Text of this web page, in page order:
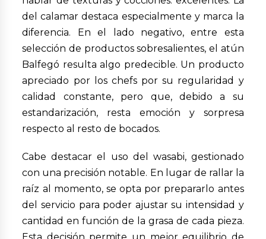
del calamar destaca especialmente y marca la
diferencia. En el lado negativo, entre esta
selección de productos sobresalientes, el atún
Balfegó resulta algo predecible. Un producto
apreciado por los chefs por su regularidad y
calidad constante, pero que, debido a su
estandarización, resta emoción y sorpresa
respecto al resto de bocados.
Cabe destacar el uso del wasabi, gestionado
con una precisión notable. En lugar de rallar la
raíz al momento, se opta por prepararlo antes
del servicio para poder ajustar su intensidad y
cantidad en función de la grasa de cada pieza.